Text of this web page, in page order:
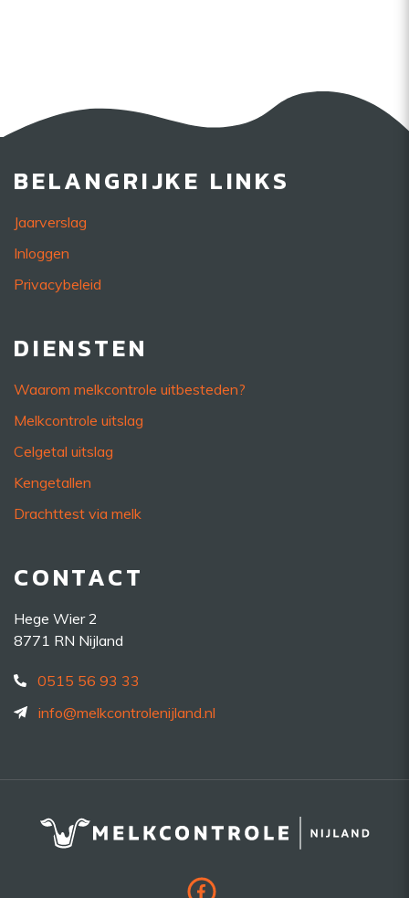
BELANGRIJKE LINKS
Jaarverslag
Inloggen
Privacybeleid
DIENSTEN
Waarom melkcontrole uitbesteden?
Melkcontrole uitslag
Celgetal uitslag
Kengetallen
Drachttest via melk
CONTACT
Hege Wier 2
8771 RN Nijland
0515 56 93 33
info@melkcontrolenijland.nl